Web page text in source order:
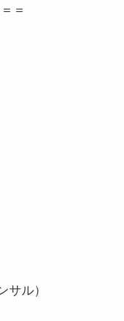
＝
サル）